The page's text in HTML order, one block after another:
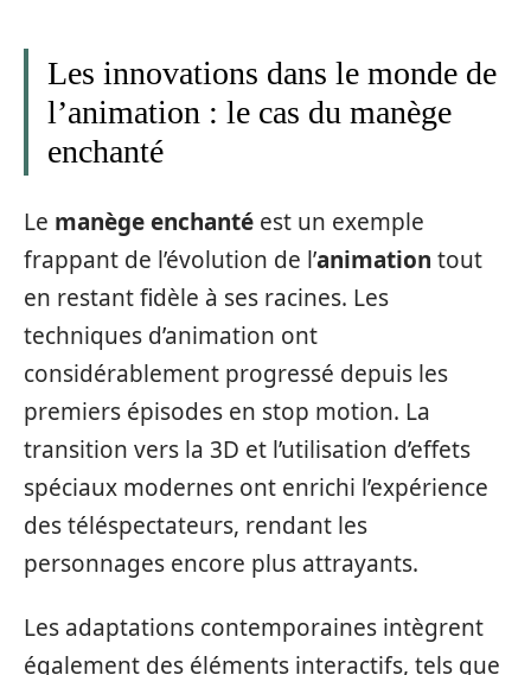
Les innovations dans le monde de
l’animation : le cas du manège
enchanté
Le manège enchanté est un exemple
frappant de l’évolution de l’animation tout
en restant fidèle à ses racines. Les
techniques d’animation ont
considérablement progressé depuis les
premiers épisodes en stop motion. La
transition vers la 3D et l’utilisation d’effets
spéciaux modernes ont enrichi l’expérience
des téléspectateurs, rendant les
personnages encore plus attrayants.
Les adaptations contemporaines intègrent
également des éléments interactifs, tels que